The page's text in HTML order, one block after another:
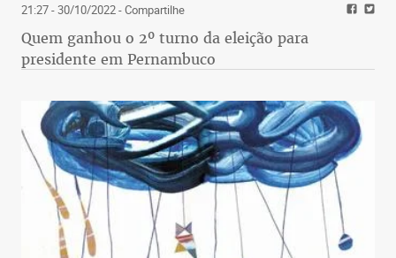
21:27 - 30/10/2022- Compartilhe
Quem ganhou o 2º turno da eleição para
presidente em Pernambuco